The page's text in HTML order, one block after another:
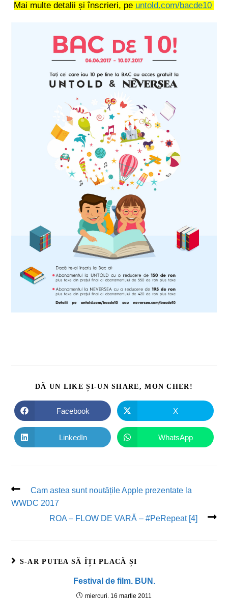
Mai multe detalii și înscrieri, pe untold.com/bacde10
DĂ UN LIKE ȘI-UN SHARE, MON CHER!
Facebook X
LinkedIn WhatsApp
Cam astea sunt noutățile Apple prezentate la
WWDC 2017
ROA – FLOW DE VARĂ – #PeRepeat [4]
S-AR PUTEA SĂ ÎȚI PLACĂ ȘI
Festival de film. BUN.
miercuri, 16 martie 2011